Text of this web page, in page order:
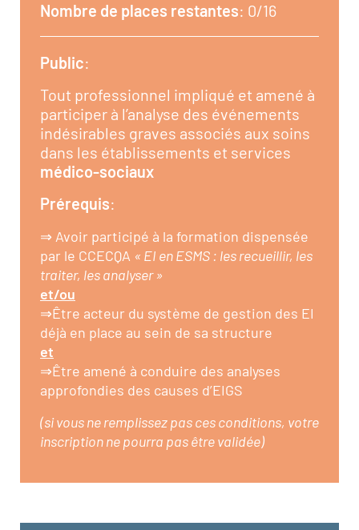
Nombre de places restantes: 0/16
Public:
Tout professionnel impliqué et amené à
participer à l’analyse des événements
indésirables graves associés aux soins
dans les établissements et services
médico-sociaux
Prérequis:
⇒ Avoir participé à la formation dispensée
par le CCECQA « EI en ESMS : les recueillir, les
traiter, les analyser »
et/ou
⇒Être acteur du système de gestion des EI
déjà en place au sein de sa structure
et
⇒Être amené à conduire des analyses
approfondies des causes d’EIGS
(si vous ne remplissez pas ces conditions, votre
inscription ne pourra pas être validée)